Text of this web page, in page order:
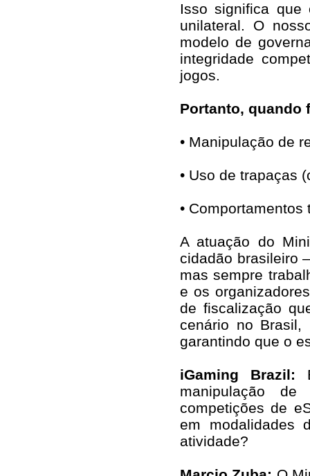
Isso significa que
unilateral. O
modelo de
integridade
jogos.
Portanto, quando
• Manipulação de
• Uso de trapaças
•
A atuação do
cidadão brasileiro
mas sempre
e os
de fiscalização
cenário no Brasil,
garantindo que o
iGaming Brazil:
manipulação
competições de
em modalidades
atividade?